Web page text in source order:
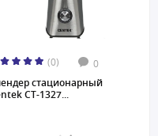
(0) 0
стационарный
CT-1327...